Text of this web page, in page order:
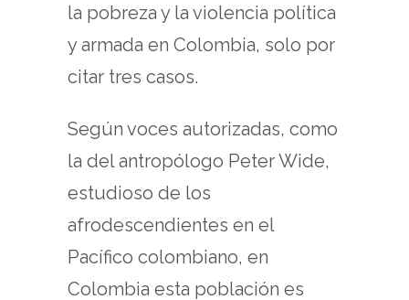
la pobreza y la violencia política
y armada en Colombia, solo por
citar tres casos.
Según voces autorizadas, como
la del antropólogo Peter Wide,
estudioso de los
afrodescendientes en el
Pacífico colombiano, en
Colombia esta población es